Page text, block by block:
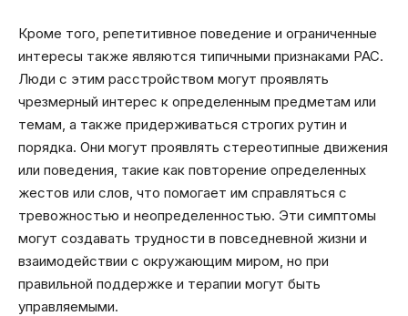
Кроме того, репетитивное поведение и ограниченные
интересы также являются типичными признаками РАС.
Люди с этим расстройством могут проявлять
чрезмерный интерес к определенным предметам или
темам, а также придерживаться строгих рутин и
порядка. Они могут проявлять стереотипные движения
или поведения, такие как повторение определенных
жестов или слов, что помогает им справляться с
тревожностью и неопределенностью. Эти симптомы
могут создавать трудности в повседневной жизни и
взаимодействии с окружающим миром, но при
правильной поддержке и терапии могут быть
управляемыми.